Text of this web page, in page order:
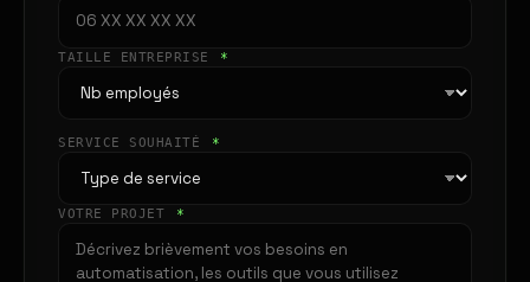
TAILLE ENTREPRISE *
SERVICE SOUHAITÉ *
VOTRE PROJET *